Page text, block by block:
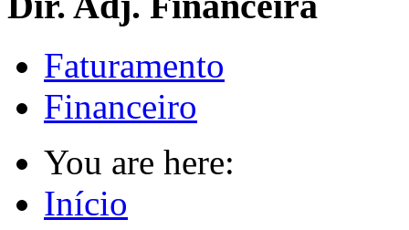
Faturamento
Financeiro
You are here:
Início